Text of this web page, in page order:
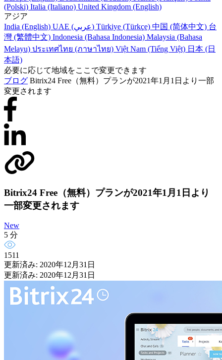
(Polski) Italia (Italiano) United Kingdom (English)
アジア
India (English)
UAE (عربي) Türkiye (Türkçe) 中国 (简体中文) 台
灣 (繁體中文) Indonesia (Bahasa Indonesia) Malaysia (Bahasa
Melayu) ประเทศไทย (ภาษาไทย) Việt Nam (Tiếng Việt) 日本 (日
本語)
必要に応じて地域をここで変更できます
ブログ Bitrix24 Free（無料）プランが2021年1月1日より一部
変更されます
Bitrix24 Free（無料）プランが2021年1月1日より
一部変更されます
New
5 分
1511
更新済み: 2020年12月31日
更新済み: 2020年12月31日